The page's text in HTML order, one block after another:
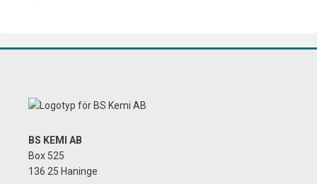
BS KEMI AB
Box 525
136 25 Haninge